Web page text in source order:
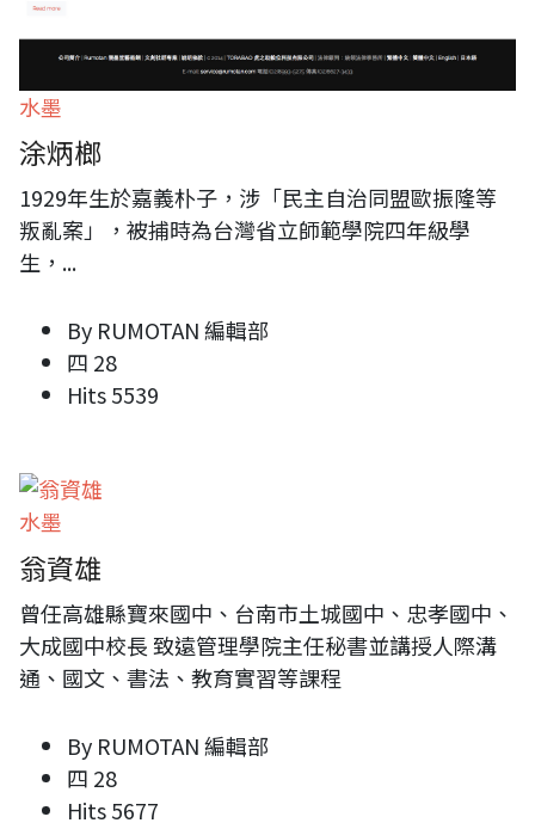
水墨
涂炳榔
1929年生於嘉義朴子，涉「民主自治同盟歐振隆等
叛亂案」，被捕時為台灣省立師範學院四年級學
生， ...
By RUMOTAN 編輯部
四 28
Hits5539
水墨
翁資雄
曾任高雄縣寶來國中、台南市土城國中、忠孝國中、
大成國中校長 致遠管理學院主任秘書並講授人際溝
通、國文、書法、教育實習等課程
By RUMOTAN 編輯部
四 28
Hits5677